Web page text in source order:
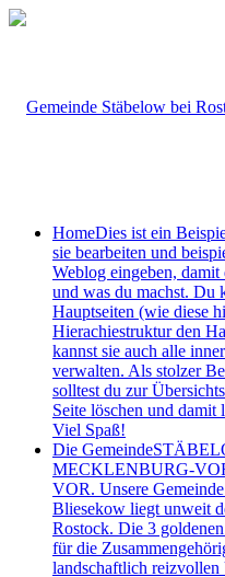
HomeDies ist ein
sie bearbeiten und
Weblog eingeben,
und was du machst. Du
Hauptseiten (wie diese
Hierachiestruktur den
kannst sie auch alle
verwalten. Als stolzer
solltest du zur
Seite löschen und damit
Viel Spaß!
Die Gemeinde
MECKLENBURG-
VOR. Unsere
Bliesekow liegt unweit
Rostock. Die 3
für die
landschaftlich